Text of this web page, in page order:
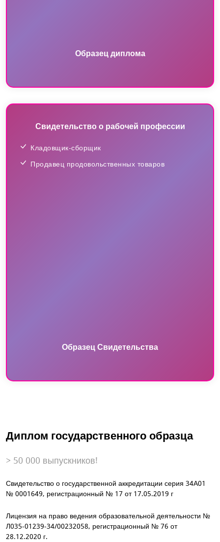
Образец диплома
Свидетельство о рабочей профессии
Кладовщик-сборщик
Продавец продовольственных товаров
Образец Свидетельства
Диплом государственного образца
> 50 000 выпускников!
Свидетельство о государственной аккредитации серия 34А01
№ 0001649, регистрационный № 17 от 17.05.2019 г
Лицензия на право ведения образовательной деятельности №
Л035-01239-34/00232058, регистрационный № 76 от
28.12.2020 г.